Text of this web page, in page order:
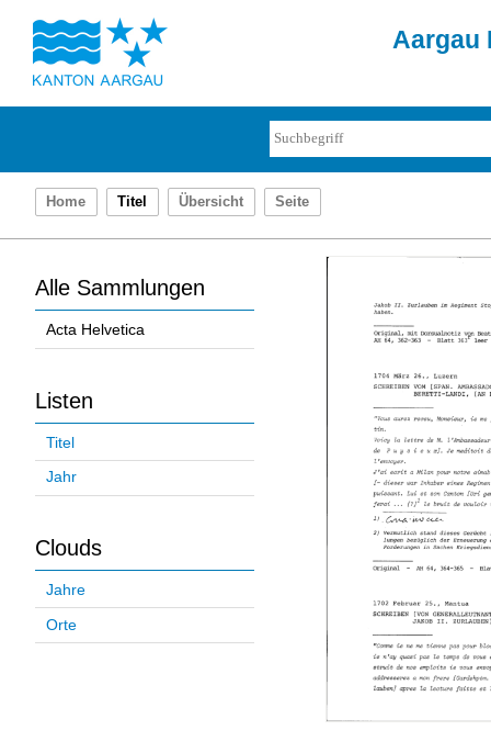
Aargau
Home Titel Übersicht Seite
Alle Sammlungen
Acta Helvetica
Listen
Titel
Jahr
Clouds
Jahre
Orte